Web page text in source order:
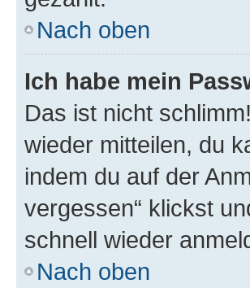
Nach oben
Ich habe mein
Das ist nicht
wieder mitteilen, du
indem du auf der
vergessen“ klickst
schnell wieder
Nach oben